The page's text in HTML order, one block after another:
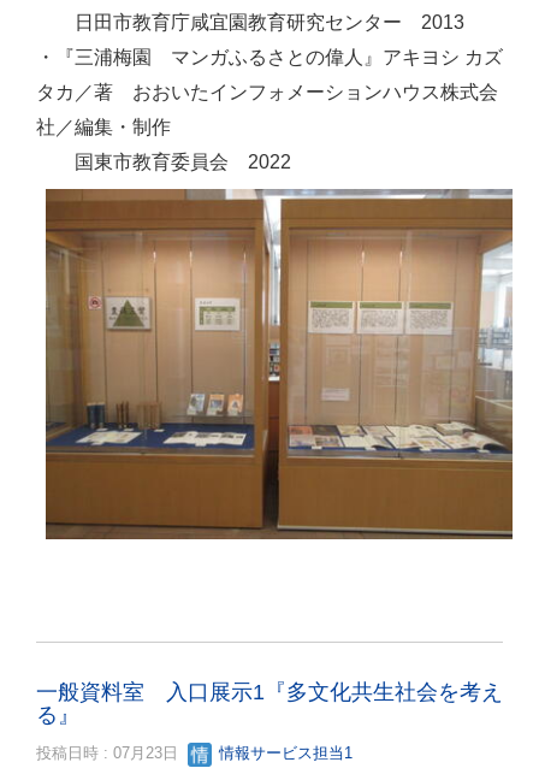
日田市教育庁咸宜園教育研究センター 2013
・『三浦梅園 マンガふるさとの偉人』アキヨシ カズ
タカ／著 おおいたインフォメーションハウス株式会
社／編集・制作
国東市教育委員会 2022
一般資料室 入口展示1『多文化共生社会を考え
る』
投稿日時 : 07月23日 情報サービス担当1